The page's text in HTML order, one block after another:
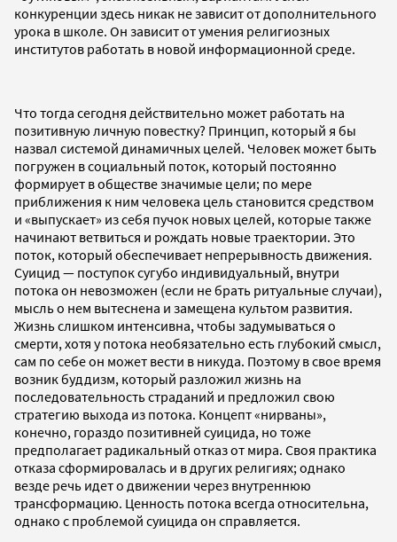
конкуренции здесь никак не зависит от дополнительного
урока в школе. Он зависит от умения религиозных
институтов работать в новой информационной среде.
Что тогда сегодня действительно может работать на
позитивную личную повестку? Принцип, который я бы
назвал системой динамичных целей. Человек может быть
погружен в социальный поток, который постоянно
формирует в обществе значимые цели; по мере
приближения к ним человека цель становится средством
и «выпускает» из себя пучок новых целей, которые также
начинают ветвиться и рождать новые траектории. Это
поток, который обеспечивает непрерывность движения.
Суицид — поступок сугубо индивидуальный, внутри
потока он невозможен (если не брать ритуальные случаи),
мысль о нем вытеснена и замещена культом развития.
Жизнь слишком интенсивна, чтобы задумываться о
смерти, хотя у потока необязательно есть глубокий смысл,
сам по себе он может вести в никуда. Поэтому в свое время
возник буддизм, который разложил жизнь на
последовательность страданий и предложил свою
стратегию выхода из потока. Концепт «нирваны»,
конечно, гораздо позитивней суицида, но тоже
предполагает радикальный отказ от мира. Своя практика
отказа сформировалась и в других религиях; однако
везде речь идет о движении через внутреннюю
трансформацию. Ценность потока всегда относительна,
однако с проблемой суицида он справляется.